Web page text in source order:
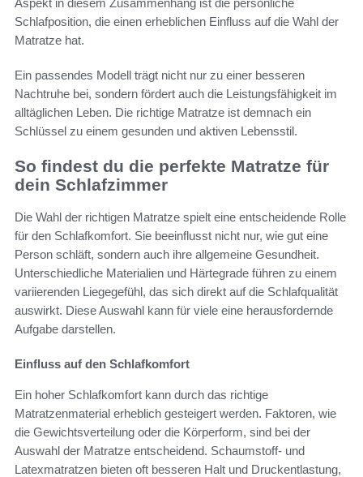
Schlafposition, die einen erheblichen Einfluss auf die Wahl der
Matratze hat.
Ein passendes Modell trägt nicht nur zu einer besseren
Nachtruhe bei, sondern fördert auch die Leistungsfähigkeit im
alltäglichen Leben. Die richtige Matratze ist demnach ein
Schlüssel zu einem gesunden und aktiven Lebensstil.
So findest du die perfekte Matratze für
dein Schlafzimmer
Die Wahl der richtigen Matratze spielt eine entscheidende Rolle
für den Schlafkomfort. Sie beeinflusst nicht nur, wie gut eine
Person schläft, sondern auch ihre allgemeine Gesundheit.
Unterschiedliche Materialien und Härtegrade führen zu einem
variierenden Liegegefühl, das sich direkt auf die Schlafqualität
auswirkt. Diese Auswahl kann für viele eine herausfordernde
Aufgabe darstellen.
Einfluss auf den Schlafkomfort
Ein hoher Schlafkomfort kann durch das richtige
Matratzenmaterial erheblich gesteigert werden. Faktoren, wie
die Gewichtsverteilung oder die Körperform, sind bei der
Auswahl der Matratze entscheidend. Schaumstoff- und
Latexmatratzen bieten oft besseren Halt und Druckentlastung,